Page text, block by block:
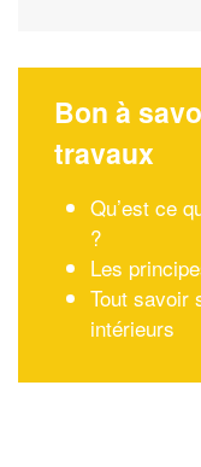
Bon à
travaux
Qu’est ce
?
Les
Tout savoir
intérieurs